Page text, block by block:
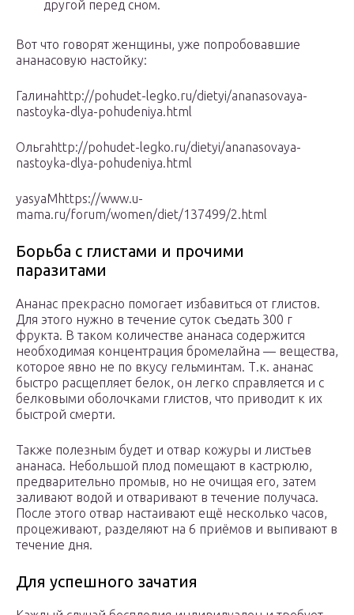
другой перед сном.
Вот что говорят женщины, уже попробовавшие
ананасовую настойку:
Галинаhttp://pohudet-legko.ru/dietyi/ananasovaya-
nastoyka-dlya-pohudeniya.html
Ольгаhttp://pohudet-legko.ru/dietyi/ananasovaya-
nastoyka-dlya-pohudeniya.html
yasyaMhttps://www.u-
mama.ru/forum/women/diet/137499/2.html
Борьба с глистами и прочими
паразитами
Ананас прекрасно помогает избавиться от глистов.
Для этого нужно в течение суток съедать 300 г
фрукта. В таком количестве ананаса содержится
необходимая концентрация бромелайна — вещества,
которое явно не по вкусу гельминтам. Т.к. ананас
быстро расщепляет белок, он легко справляется и с
белковыми оболочками глистов, что приводит к их
быстрой смерти.
Также полезным будет и отвар кожуры и листьев
ананаса. Небольшой плод помещают в кастрюлю,
предварительно промыв, но не очищая его, затем
заливают водой и отваривают в течение получаса.
После этого отвар настаивают ещё несколько часов,
процеживают, разделяют на 6 приёмов и выпивают в
течение дня.
Для успешного зачатия